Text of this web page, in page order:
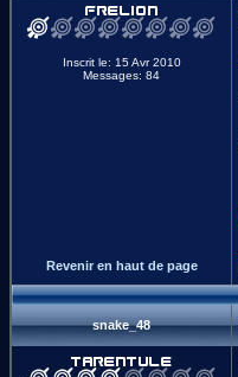
Inscrit le: 15 Avr 2010
Messages: 84
Revenir en haut de page
snake_48